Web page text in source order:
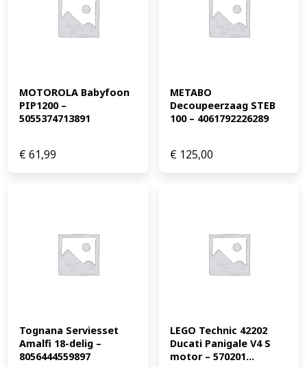
MOTOROLA Babyfoon
PIP1200 –
5055374713891
€61,99
METABO
Decoupeerzaag STEB
100 – 4061792226289
€ 125,00
Tognana Serviesset
Amalfi 18-delig –
8056444559897
LEGO Technic 42202
Ducati Panigale V4 S
motor – 570201...